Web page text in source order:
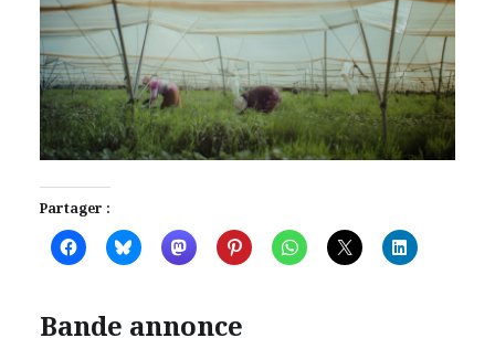
Partager :
Bande annonce